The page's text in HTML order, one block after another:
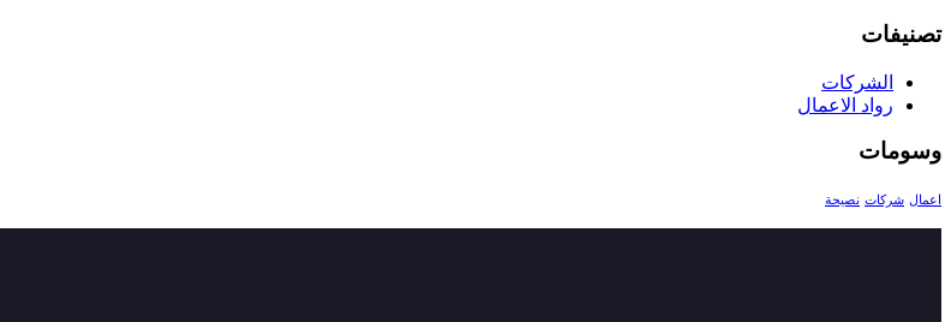
تصنيفات
الشركات
رواد الاعمال
وسومات
اعمال شركات نصيحة